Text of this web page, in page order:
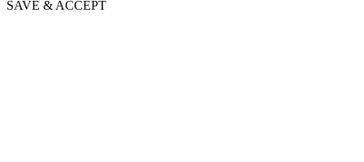
SAVE & ACCEPT